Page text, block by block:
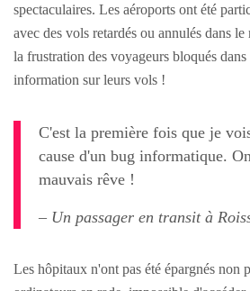
spectaculaires. Les aéroports ont été
avec des vols retardés ou annulés dans
la frustration des voyageurs bloqués
information sur leurs vols !
C'est la première fois que je
cause d'un bug informatique.
mauvais rêve !
– Un passager en transit à
Les hôpitaux n'ont pas été épargnés non